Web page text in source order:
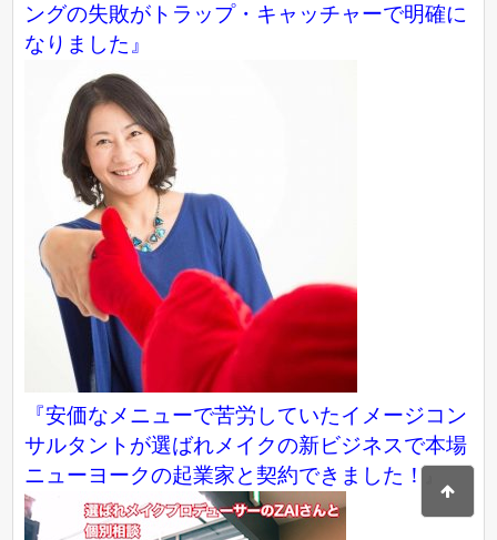
ングの失敗がトラップ・キャッチャーで明確に
なりました』
『安価なメニューで苦労していたイメージコン
サルタントが選ばれメイクの新ビジネスで本場
ニューヨークの起業家と契約できました！